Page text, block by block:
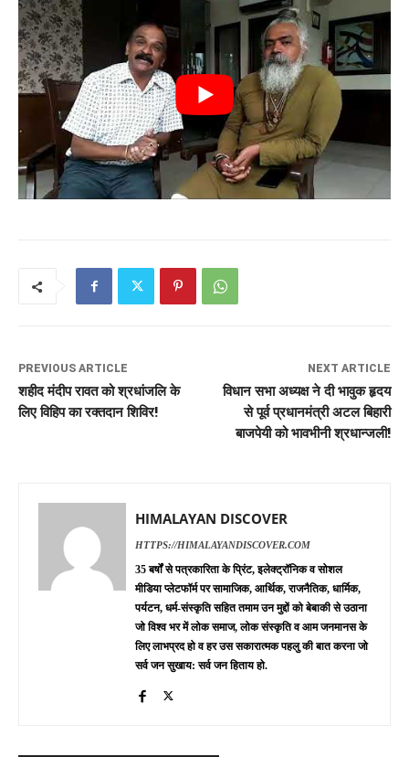
PREVIOUS ARTICLE
शहीद मंदीप रावत को श्रधांजलि के
लिए विहिप का रक्तदान शिविर!
NEXT ARTICLE
विधान सभा अध्यक्ष ने दी भावुक हृदय
से पूर्व प्रधानमंत्री अटल बिहारी
बाजपेयी को भावभीनी श्रधान्जली!
HIMALAYAN DISCOVER
HTTPS://HIMALAYANDISCOVER.COM
35 बर्षों से पत्रकारिता के प्रिंट, इलेक्ट्रॉनिक व सोशल
मीडिया प्लेटफॉर्म पर सामाजिक, आर्थिक, राजनैतिक, धार्मिक,
पर्यटन, धर्म-संस्कृति सहित तमाम उन मुद्दों को बेबाकी से उठाना
जो विश्व भर में लोक समाज, लोक संस्कृति व आम जनमानस के
लिए लाभप्रद हो व हर उस सकारात्मक पहलु की बात करना जो
सर्व जन सुखाय: सर्व जन हिताय हो.